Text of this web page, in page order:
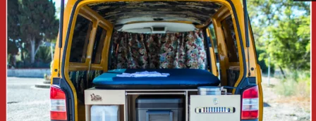
(akumulator, kabel USB C), funkcja powerbank, czarna,
pudełko
Akumulatorowa lampa dekoracyjna Mactronic® Pacifica to
wzornictwo oparte na czarnej obudowie, bambusowej
podstawie oraz plecionym sznurze do zawieszenia. Lampa
dysponuje światłem ciepłem o barwie zbliżonej do światła